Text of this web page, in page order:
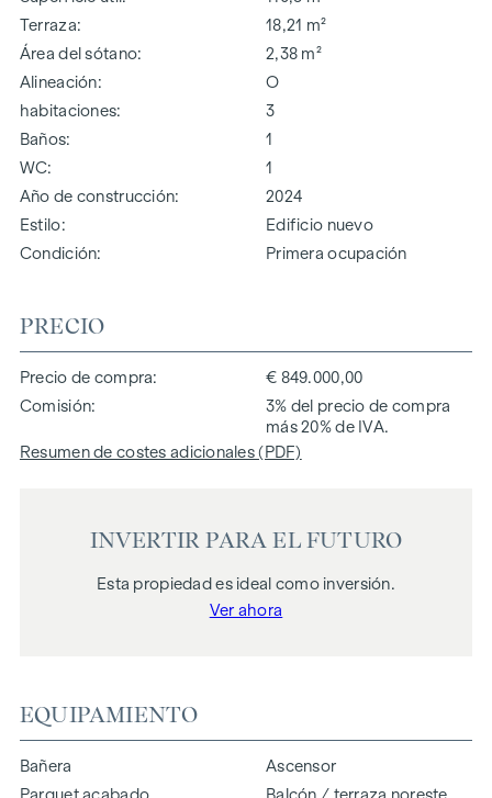
Terraza
18,21 m²
Área del sótano
2,38 m²
Alineación
O
habitaciones
3
Baños
1
WC
1
Año de construcción
2024
Estilo
Edificio nuevo
Condición
Primera ocupación
PRECIO
Precio de compra
€ 849.000,00
Comisión
3% del precio de compra
más 20% de IVA.
Resumen de costes adicionales (PDF)
INVERTIR PARA EL FUTURO
Esta propiedad es ideal como inversión.
Ver ahora
EQUIPAMIENTO
Bañera
Ascensor